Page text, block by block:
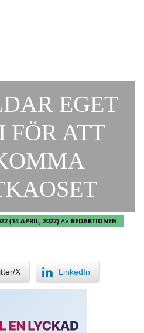
EGET
FÖR ATT
(14 APRIL, 2022) AV REDAKTIONEN
X LinkedIn